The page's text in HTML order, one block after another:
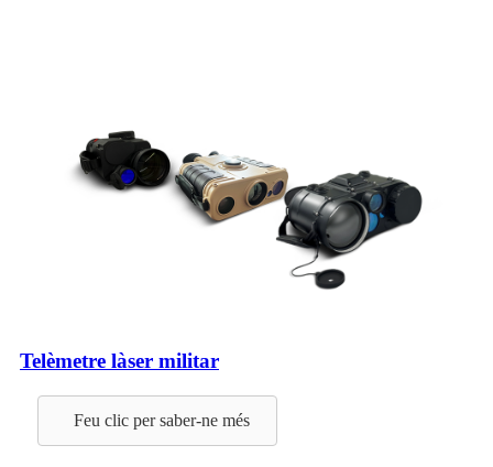
Telèmetre làser militar
Feu clic per saber-ne més